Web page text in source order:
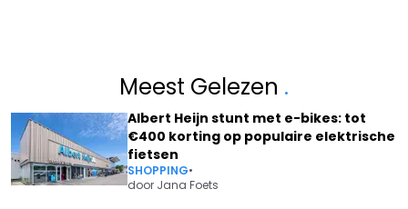
Meest Gelezen .
Albert Heijn stunt met e-bikes: tot
€400 korting op populaire elektrische
fietsen
SHOPPING•
door Jana Foets